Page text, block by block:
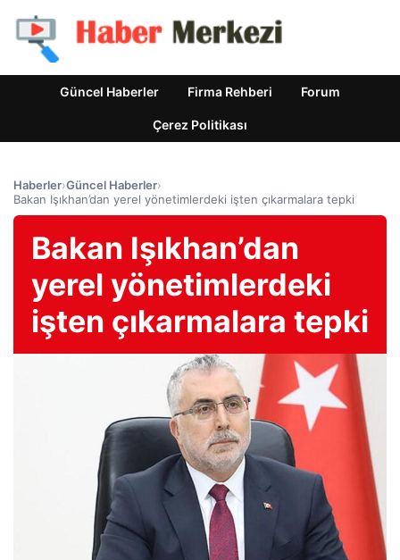
Güncel Haberler Firma Rehberi Forum
Çerez Politikası
Haberler›Güncel Haberler›
Bakan Işıkhan’dan yerel yönetimlerdeki işten çıkarmalara tepki
Bakan Işıkhan’dan
yerel yönetimlerdeki
işten çıkarmalara tepki